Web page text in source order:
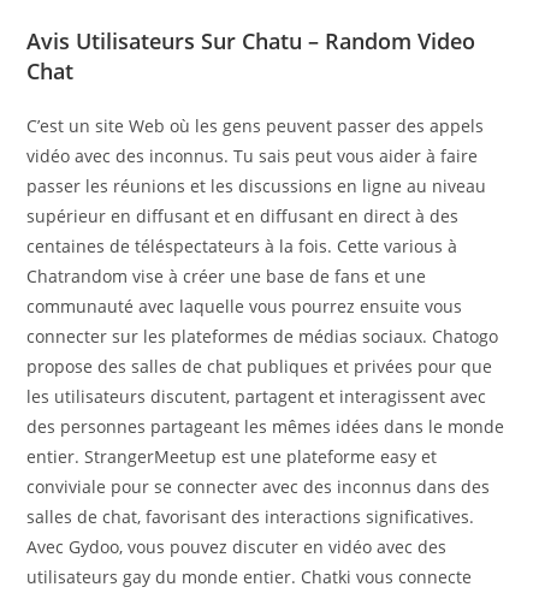
Avis Utilisateurs Sur Chatu – Random Video
Chat
C’est un site Web où les gens peuvent passer des appels
vidéo avec des inconnus. Tu sais peut vous aider à faire
passer les réunions et les discussions en ligne au niveau
supérieur en diffusant et en diffusant en direct à des
centaines de téléspectateurs à la fois. Cette various à
Chatrandom vise à créer une base de fans et une
communauté avec laquelle vous pourrez ensuite vous
connecter sur les plateformes de médias sociaux. Chatogo
propose des salles de chat publiques et privées pour que
les utilisateurs discutent, partagent et interagissent avec
des personnes partageant les mêmes idées dans le monde
entier. StrangerMeetup est une plateforme easy et
conviviale pour se connecter avec des inconnus dans des
salles de chat, favorisant des interactions significatives.
Avec Gydoo, vous pouvez discuter en vidéo avec des
utilisateurs gay du monde entier. Chatki vous connecte